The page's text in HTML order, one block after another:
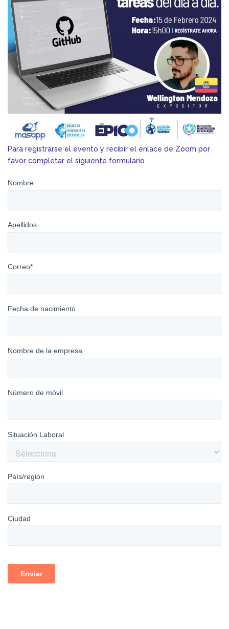
Para registrarse el evento y recibir el enlace de Zoom por
favor completar el siguiente formulario